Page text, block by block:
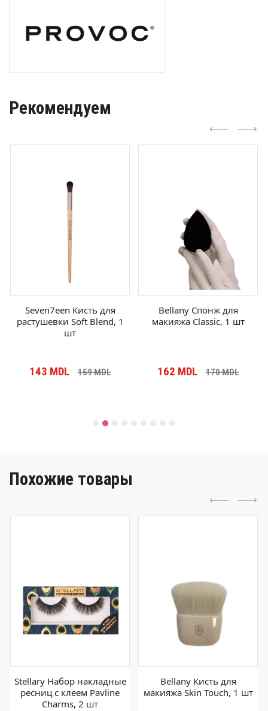
Рекомендуем
Seven7een Кисть для
растушевки Soft Blend, 1
шт
143 MDL 159MDL
Bellany Спонж для
макияжа Classic, 1 шт
162 MDL 170MDL
Похожие товары
Stellary Набор накладные
ресниц с клеем Pavline
Charms, 2 шт
Bellany Кисть для
макияжа Skin Touch, 1 шт